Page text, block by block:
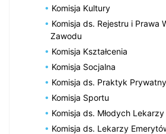
Komisja Kultury
Komisja ds. Rejestru i Prawa
Zawodu
Komisja Kształcenia
Komisja Socjalna
Komisja ds. Praktyk
Komisja Sportu
Komisja ds. Młodych Lekarzy
Komisja ds. Lekarzy